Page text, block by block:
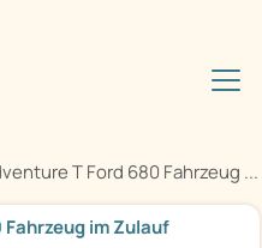
T Ford 680 Fahrzeug ...
im Zulauf